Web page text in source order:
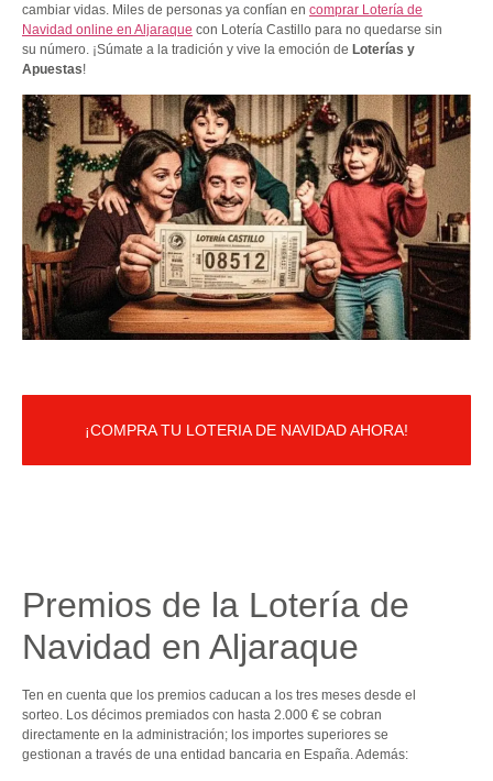
cambiar vidas. Miles de personas ya confían en comprar Lotería de
Navidad online en Aljaraque con Lotería Castillo para no quedarse sin
su número. ¡Súmate a la tradición y vive la emoción de Loterías y
Apuestas!
¡COMPRA TU LOTERIA DE NAVIDAD AHORA!
Premios de la Lotería de
Navidad en Aljaraque
Ten en cuenta que los premios caducan a los tres meses desde el
sorteo. Los décimos premiados con hasta 2.000 € se cobran
directamente en la administración; los importes superiores se
gestionan a través de una entidad bancaria en España. Además: